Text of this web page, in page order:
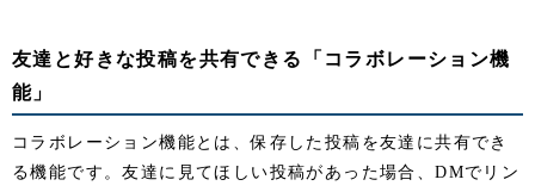
友達と好きな投稿を共有できる「コラボレーション機
能」
コラボレーション機能とは、保存した投稿を友達に共有でき
る機能です。友達に見てほしい投稿があった場合、DMでリン